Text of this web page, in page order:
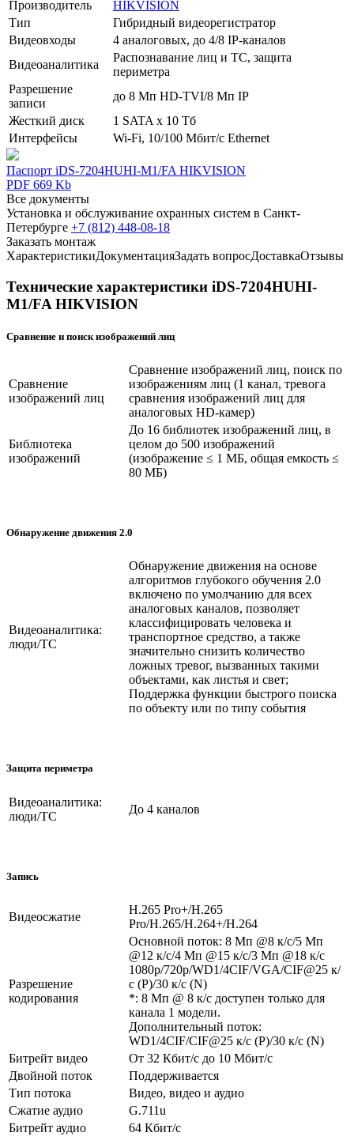
Производитель
HIKVISION
Тип
Гибридный видеорегистратор
Видеовходы
4 аналоговых, до 4/8 IP-каналов
Видеоаналитика
Распознавание лиц и ТС, защита
периметра
Разрешение
записи
до 8 Мп HD-TVI/8 Мп IP
Жесткий диск
1 SATA х 10 Тб
Интерфейсы
Wi-Fi, 10/100 Мбит/с Ethernet
Паспорт iDS-7204HUHI-M1/FA HIKVISION
PDF 669 Kb
Все документы
Установка и обслуживание охранных систем в Санкт-
Петербурге +7 (812) 448-08-18
Заказать монтаж
ХарактеристикиДокументацияЗадать вопросДоставкаОтзывы
Технические характеристики iDS-7204HUHI-
M1/FA HIKVISION
Сравнение и поиск изображений лиц
Cравнение
изображений лиц
Сравнение изображений лиц, поиск по
изображениям лиц (1 канал, тревога
сравнения изображений лиц для
аналоговых HD-камер)
Библиотека
изображений
До 16 библиотек изображений лиц, в
целом до 500 изображений
(изображение ≤ 1 MБ, общая емкость ≤
80 МБ)
Обнаружение движения 2.0
Видеоаналитика:
люди/ТС
Обнаружение движения на основе
алгоритмов глубокого обучения 2.0
включено по умолчанию для всех
аналоговых каналов, позволяет
классифицировать человека и
транспортное средство, а также
значительно снизить количество
ложных тревог, вызванных такими
объектами, как листья и свет;
Поддержка функции быстрого поиска
по объекту или по типу события
Защита периметра
Видеоаналитика:
люди/ТС
До 4 каналов
Запись
Видеосжатие
H.265 Pro+/H.265
Pro/H.265/H.264+/H.264
Разрешение
кодирования
Основной поток: 8 Мп @8 к/с/5 Мп
@12 к/с/4 Мп @15 к/с/3 Мп @18 к/с
1080p/720p/WD1/4CIF/VGA/CIF@25 к/
с (P)/30 к/с (N)
*: 8 Мп @ 8 к/с доступен только для
канала 1 модели.
Дополнительный поток:
WD1/4CIF/CIF@25 к/с (P)/30 к/с (N)
Битрейт видео
От 32 Кбит/с до 10 Мбит/с
Двойной поток
Поддерживается
Тип потока
Видео, видео и аудио
Сжатие аудио
G.711u
Битрейт аудио
64 Кбит/с